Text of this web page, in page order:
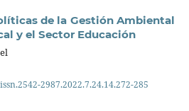
de la Gestión Ambiental
y el Sector Educación
2987.2022.7.24.14.272-285